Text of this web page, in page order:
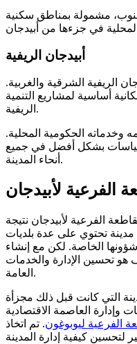
مشمولة بمناطق سكنية
أبيدجان الريفية
الريفية الشرقية والغربية.
أساسية لمشاريع التنمية
الريفية.
وخدماته الحكومية المحلية.
بشكل أفضل في جميع
أنحاء المدينة.
الفرعية لأبيدجان
نشأت المقاطعة الفرعية لأبيدجان نتيجة
مدينة تحتوي على عدة بلديات
الخاصة. لكن مع إنشاء
هو تحسين الإدارة والخدمات
العامة.
التي كانت قبل ذلك مجزأة
العاصمة الاقتصادية
الفرعية ليوبوغون. تم اتخاذ